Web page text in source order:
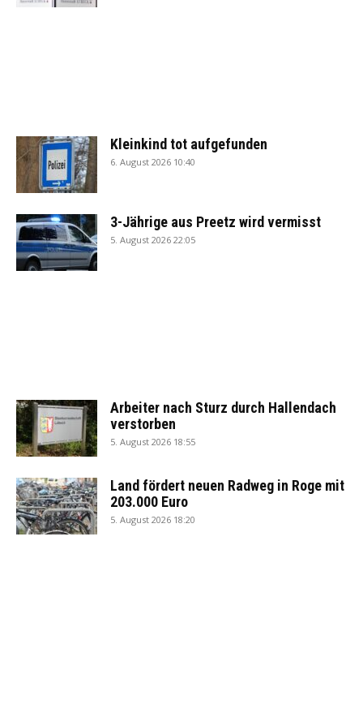
Kleinkind tot aufgefunden
6. August 2026 10:40
3-Jährige aus Preetz wird vermisst
5. August 2026 22:05
Arbeiter nach Sturz durch Hallendach
verstorben
5. August 2026 18:55
Land fördert neuen Radweg in Roge mit
203.000 Euro
5. August 2026 18:20